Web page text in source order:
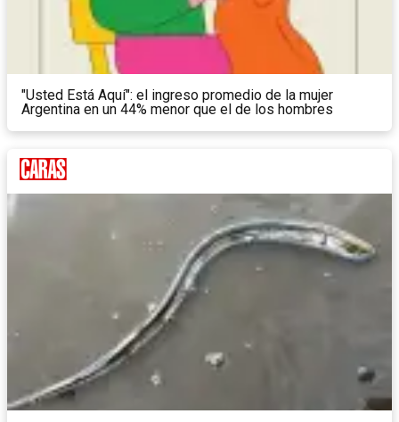
"Usted Está Aquí": el ingreso promedio de la mujer
Argentina en un 44% menor que el de los hombres